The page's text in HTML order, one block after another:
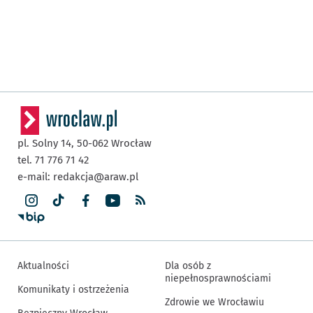
pl. Solny 14, 50-062 Wrocław
tel. 71 776 71 42
e-mail: redakcja@araw.pl
Aktualności
Komunikaty i ostrzeżenia
Dla osób z
niepełnosprawnościami
Zdrowie we Wrocławiu